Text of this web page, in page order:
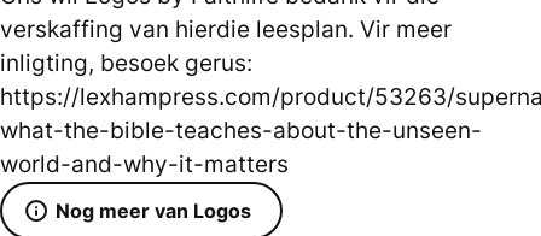
verskaffing van hierdie leesplan. Vir meer
inligting, besoek gerus:
https://lexhampress.com/product/53263/
what-the-bible-teaches-about-the-unseen-
world-and-why-it-matters
Nog meer van Logos